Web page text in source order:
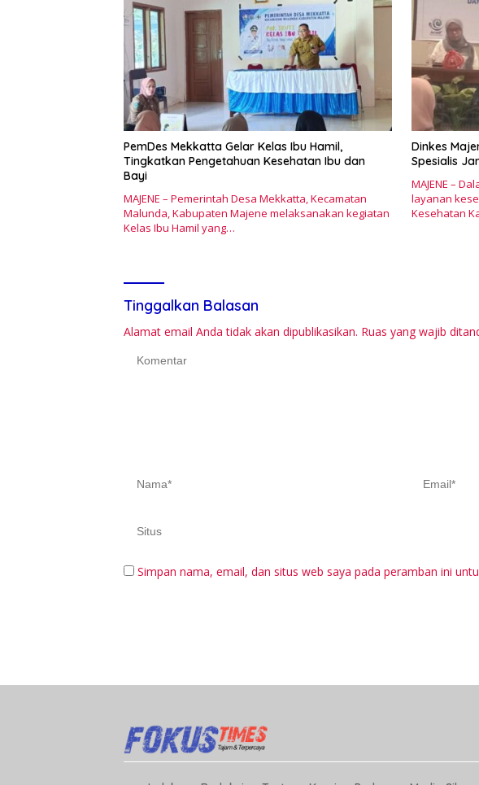
PemDes Mekkatta Gelar Kelas Ibu Hamil,
Tingkatkan Pengetahuan Kesehatan Ibu dan
Bayi
MAJENE – Pemerintah Desa Mekkatta, Kecamatan
Malunda, Kabupaten Majene melaksanakan kegiatan
Kelas Ibu Hamil yang…
Dinkes
Spesialis
MAJENE –
layanan
Kesehatan
Tinggalkan Balasan
Alamat email Anda tidak akan dipublikasikan. Ruas yang wajib
Simpan nama, email, dan situs web saya pada peramban ini